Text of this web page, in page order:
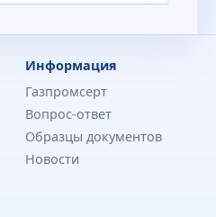
Информация
Газпромсерт
Вопрос-ответ
Образцы документов
Новости